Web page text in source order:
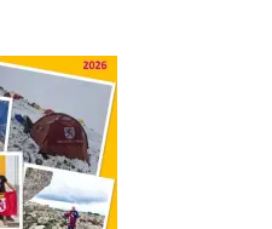
cultural
y Patios
fin de
En el
el estreno
firme